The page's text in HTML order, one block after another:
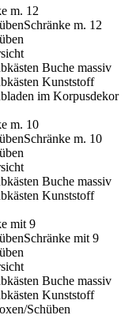
m. 12
Schränke m. 12
Buche massiv
Kunststoff
im Korpusdekor
m. 10
Schränke m. 10
Buche massiv
Kunststoff
mit 9
Schränke mit 9
Buche massiv
Kunststoff
Schüben